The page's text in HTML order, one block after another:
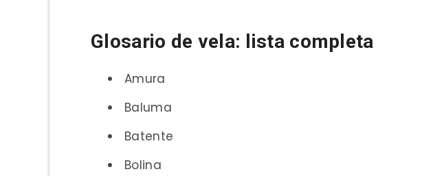
Glosario de vela: lista completa
Amura
Baluma
Batente
Bolina